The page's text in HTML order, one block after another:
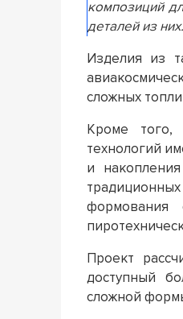
композиций
деталей из них.
Изделия из
сложных
Кроме того,
технологий
и
формования
Проект
доступный
сложной